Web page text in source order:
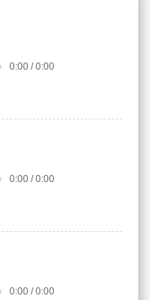
0:00 / 0:00
0:00 / 0:00
0:00 / 0:00